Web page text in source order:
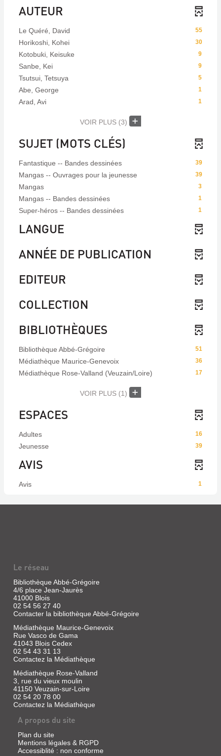
AUTEUR
55
Le Quéré, David
30
Horikoshi, Kohei
9
Kotobuki, Keisuke
9
Sanbe, Kei
5
Tsutsui, Tetsuya
1
Abe, George
1
Arad, Avi
VOIR PLUS (3)
SUJET (MOTS CLÉS)
39
Fantastique -- Bandes dessinées
39
Mangas -- Ouvrages pour la jeunesse
3
Mangas
1
Mangas -- Bandes dessinées
1
Super-héros -- Bandes dessinées
LANGUE
ANNÉE DE PUBLICATION
EDITEUR
COLLECTION
BIBLIOTHÈQUES
51
Bibliothèque Abbé-Grégoire
36
Médiathèque Maurice-Genevoix
17
Médiathèque Rose-Valland (Veuzain/Loire)
VOIR PLUS (1)
ESPACES
16
Adultes
39
Jeunesse
AVIS
1
Avis
Le réseau
Bibliothèque Abbé-Grégoire
4/6 place Jean-Jaurès
41000 Blois
02 54 56 27 40
Contacter la bibliothèque Abbé-Grégoire
Médiathèque Maurice-Genevoix
Rue Vasco de Gama
41043 Blois Cedex
02 54 43 31 13
Contactez la Médiathèque
Médiathèque Rose-Valland
3, rue du vieux moulin
41150 Veuzain-sur-Loire
02 54 20 78 00
Contactez la Médiathèque
A propos du site
Plan du site
Mentions légales & RGPD
Accessiblité : non conforme